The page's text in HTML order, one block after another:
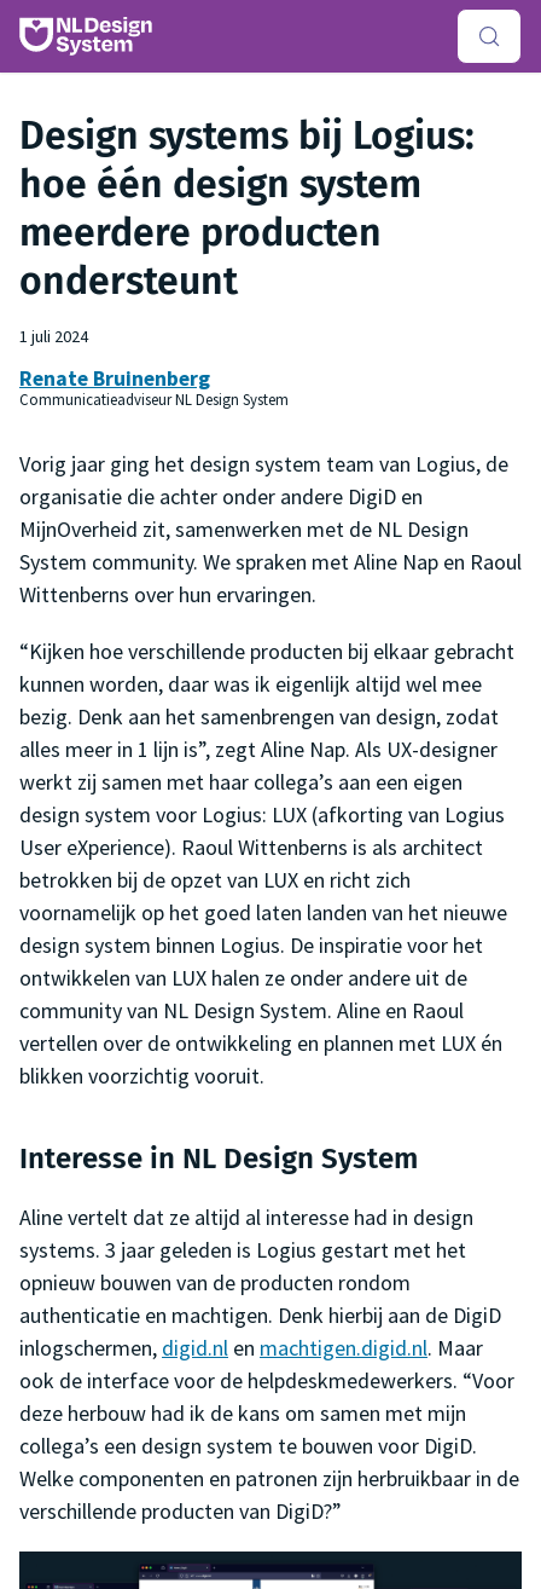
Design systems bij Logius:
hoe één design system
meerdere producten
ondersteunt
1 juli 2024
Renate Bruinenberg
Communicatieadviseur NL Design System
Vorig jaar ging het design system team van Logius, de
organisatie die achter onder andere DigiD en
MijnOverheid zit, samenwerken met de NL Design
System community. We spraken met Aline Nap en Raoul
Wittenberns over hun ervaringen.
“Kijken hoe verschillende producten bij elkaar gebracht
kunnen worden, daar was ik eigenlijk altijd wel mee
bezig. Denk aan het samenbrengen van design, zodat
alles meer in 1 lijn is”, zegt Aline Nap. Als UX-designer
werkt zij samen met haar collega’s aan een eigen
design system voor Logius: LUX (afkorting van Logius
User eXperience). Raoul Wittenberns is als architect
betrokken bij de opzet van LUX en richt zich
voornamelijk op het goed laten landen van het nieuwe
design system binnen Logius. De inspiratie voor het
ontwikkelen van LUX halen ze onder andere uit de
community van NL Design System. Aline en Raoul
vertellen over de ontwikkeling en plannen met LUX én
blikken voorzichtig vooruit.
Interesse in NL Design System
Aline vertelt dat ze altijd al interesse had in design
systems. 3 jaar geleden is Logius gestart met het
opnieuw bouwen van de producten rondom
authenticatie en machtigen. Denk hierbij aan de DigiD
inlogschermen, digid.nl en machtigen.digid.nl. Maar
ook de interface voor de helpdeskmedewerkers. “Voor
deze herbouw had ik de kans om samen met mijn
collega’s een design system te bouwen voor DigiD.
Welke componenten en patronen zijn herbruikbaar in de
verschillende producten van DigiD?”